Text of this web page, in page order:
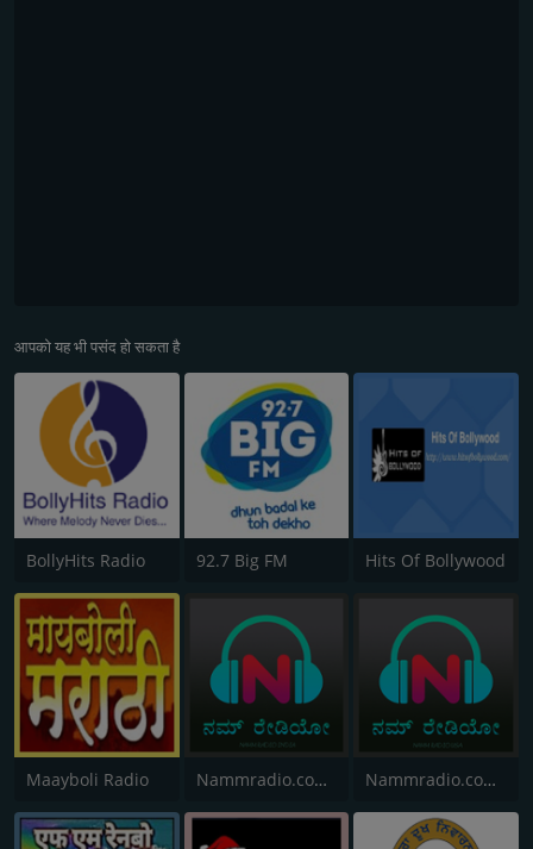
आपको यह भी पसंद हो सकता है
BollyHits Radio 92.7 Big FM Hits Of Bollywood
Maayboli Radio Nammradio.com India Nammradio.com USA